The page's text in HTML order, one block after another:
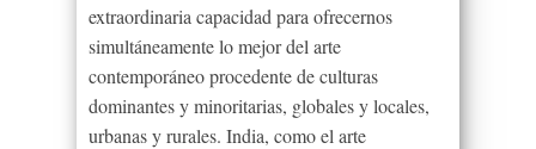
extraordinaria capacidad para ofrecernos
simultáneamente lo mejor del arte
contemporáneo procedente de culturas
dominantes y minoritarias, globales y locales,
urbanas y rurales. India, como el arte